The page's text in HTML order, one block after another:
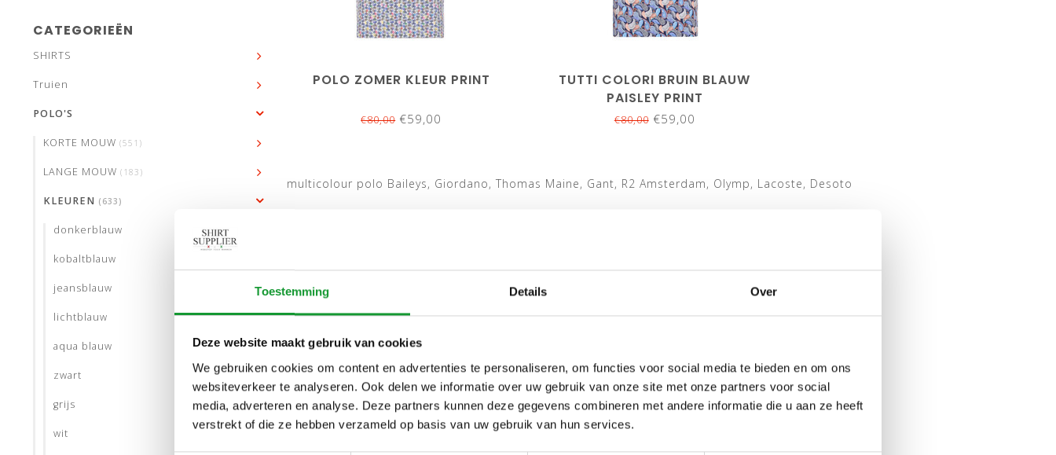
Toestemming Details Over
Deze website maakt gebruik van cookies
We gebruiken cookies om content en advertenties te personaliseren, om functies voor social media te bieden en om ons
websiteverkeer te analyseren. Ook delen we informatie over uw gebruik van onze site met onze partners voor social
media, adverteren en analyse. Deze partners kunnen deze gegevens combineren met andere informatie die u aan ze heeft
verstrekt of die ze hebben verzameld op basis van uw gebruik van hun services.
CATEGORIEËN
SHIRTS
Truien
POLO'S
KORTE MOUW (551)
LANGE MOUW (183)
KLEUREN (633)
donkerblauw
kobaltblauw
jeansblauw
lichtblauw
aqua blauw
zwart
grijs
wit
L XL XXL
POLO ZOMER KLEUR PRINT
€80,00€59,00
XL
TUTTI COLORI BRUIN BLAUW
PAISLEY PRINT
€80,00€59,00
multicolour polo Baileys, Giordano, Thomas Maine, Gant, R2 Amsterdam, Olymp, Lacoste, Desoto